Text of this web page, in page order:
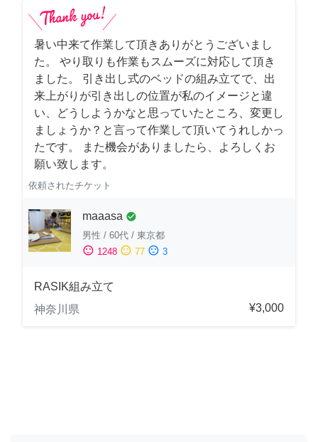
暑い中来て作業して頂きありがとうございまし
た。 やり取りも作業もスムーズに対応して頂き
ました。 引き出し式のベッドの組み立てで、出
来上がりが引き出しの位置が私のイメージと違
い、どうしようかなと思っていたところ、変更し
ましょうか？と言って作業して頂いてうれしかっ
たです。 また機会がありましたら、よろしくお
願い致します。
依頼されたチケット
maaasa check_circle
男性 / 60代 / 東京都
sentiment_satisfied 1248 sentiment_neutral 77 sentiment_dissatisfied 3
RASIK組み立て
神奈川県
¥3,000